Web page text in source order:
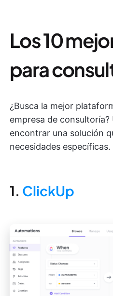
Los 10
para
¿Busca la mejor
empresa de
encontrar una solución
necesidades específicas.
1. ClickUp